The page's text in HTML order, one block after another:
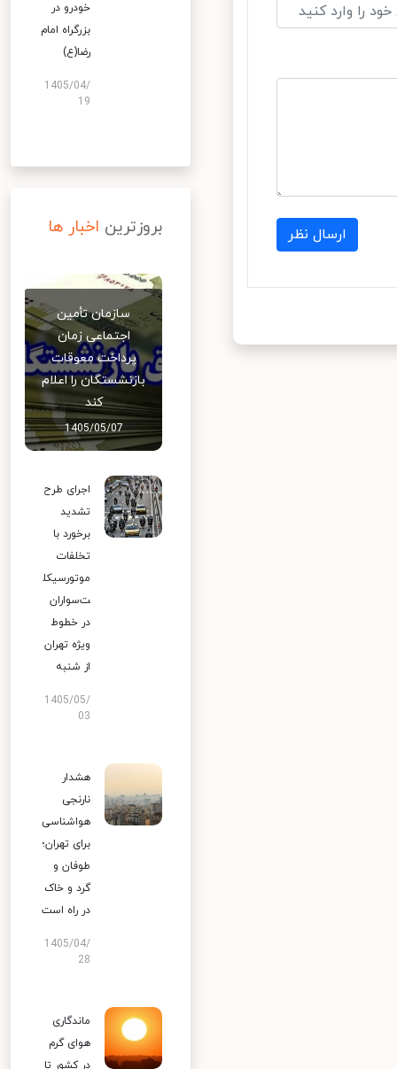
ارسال نظر
خودرو در
بزرگراه امام
رضا(ع)
1405/04/
19
بروزترین اخبار ها
سازمان تأمین
اجتماعی زمان
پرداخت معوقات
بازنشستگان را اعلام
کند
1405/05/07
اجرای طرح
تشدید
برخورد با
تخلفات
موتورسیکل
ت‌سواران
در خطوط
ویژه تهران
از شنبه
1405/05/
03
هشدار
نارنجی
هواشناسی
برای تهران؛
طوفان و
گرد و خاک
در راه است
1405/04/
28
ماندگاری
هوای گرم
در کشور تا